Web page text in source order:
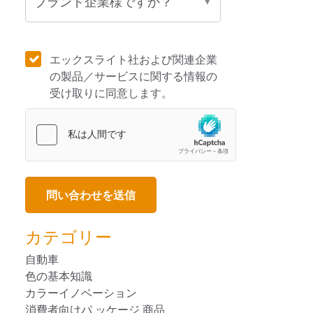
エックスライト社および関連企業
の製品／サービスに関する情報の
受け取りに同意します。
カテゴリー
自動車
色の基本知識
カラーイノベーション
消費者向けパ ッケージ 商品